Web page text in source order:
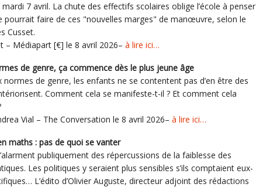
mardi 7 avril. La chute des effectifs scolaires oblige l’école à penser
pourrait faire de ces "nouvelles marges" de manœuvre, selon le
Cusset.
– Médiapart [€] le 8 avril 2026– à lire ici…
de genre, ça commence dès le plus jeune âge
normes de genre, les enfants ne se contentent pas d’en être des
Comment cela se manifeste-t-il ? Et comment cela
Vial – The Conversation le 8 avril 2026– à lire ici…
maths : pas de quoi se vanter
publiquement des répercussions de la faiblesse des
Les politiques y seraient plus sensibles s’ils comptaient eux-
L’édito d’Olivier Auguste, directeur adjoint des rédactions